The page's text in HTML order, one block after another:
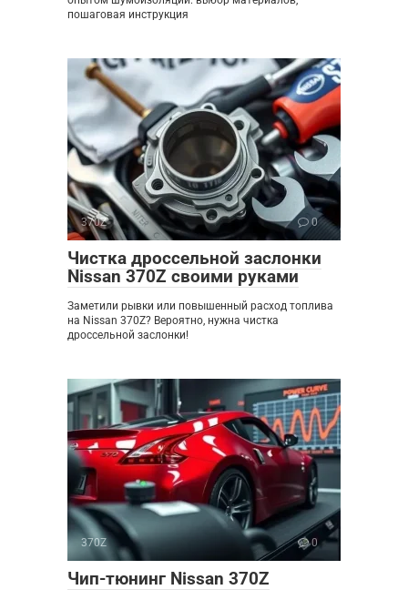
пошаговая инструкция
370Z 0
Чистка дроссельной заслонки
Nissan 370Z своими руками
Заметили рывки или повышенный расход топлива
на Nissan 370Z? Вероятно, нужна чистка
дроссельной заслонки!
370Z 0
Чип-тюнинг Nissan 370Z